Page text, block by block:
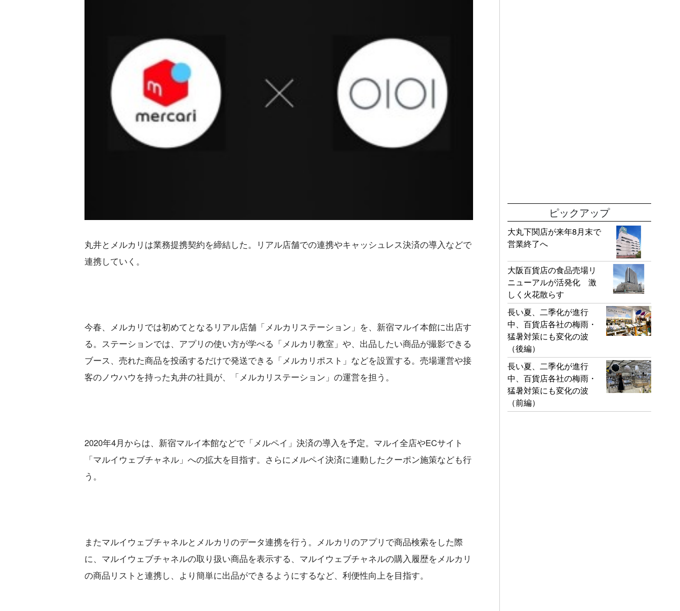
丸井とメルカリは業務提携契約を締結した。リアル店舗での連携やキャッシュレス決済の導入などで
連携していく。
今春、メルカリでは初めてとなるリアル店舗「メルカリステーション」を、新宿マルイ本館に出店す
る。ステーションでは、アプリの使い方が学べる「メルカリ教室」や、出品したい商品が撮影できる
ブース、売れた商品を投函するだけで発送できる「メルカリポスト」などを設置する。売場運営や接
客のノウハウを持った丸井の社員が、「メルカリステーション」の運営を担う。
2020年4月からは、新宿マルイ本館などで「メルペイ」決済の導入を予定。マルイ全店やECサイト
「マルイウェブチャネル」への拡大を目指す。さらにメルペイ決済に連動したクーポン施策なども行
う。
またマルイウェブチャネルとメルカリのデータ連携を行う。メルカリのアプリで商品検索をした際
に、マルイウェブチャネルの取り扱い商品を表示する、マルイウェブチャネルの購入履歴をメルカリ
の商品リストと連携し、より簡単に出品ができるようにするなど、利便性向上を目指す。
ピックアップ
大丸下関店が来年8月末で
営業終了へ
大阪百貨店の食品売場リ
ニューアルが活発化 激
しく火花散らす
長い夏、二季化が進行
中、百貨店各社の梅雨・
猛暑対策にも変化の波
（後編）
長い夏、二季化が進行
中、百貨店各社の梅雨・
猛暑対策にも変化の波
（前編）